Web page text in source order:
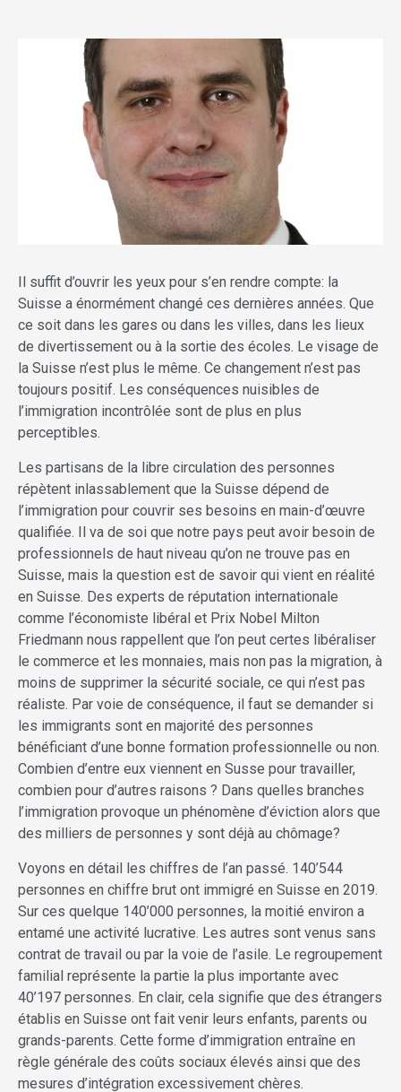
Il suffit d’ouvrir les yeux pour s’en rendre compte: la
Suisse a énormément changé ces dernières années. Que
ce soit dans les gares ou dans les villes, dans les lieux
de divertissement ou à la sortie des écoles. Le visage de
la Suisse n’est plus le même. Ce changement n’est pas
toujours positif. Les conséquences nuisibles de
l’immigration incontrôlée sont de plus en plus
perceptibles.
Les partisans de la libre circulation des personnes
répètent inlassablement que la Suisse dépend de
l’immigration pour couvrir ses besoins en main-d’œuvre
qualifiée. Il va de soi que notre pays peut avoir besoin de
professionnels de haut niveau qu’on ne trouve pas en
Suisse, mais la question est de savoir qui vient en réalité
en Suisse. Des experts de réputation internationale
comme l’économiste libéral et Prix Nobel Milton
Friedmann nous rappellent que l’on peut certes libéraliser
le commerce et les monnaies, mais non pas la migration, à
moins de supprimer la sécurité sociale, ce qui n’est pas
réaliste. Par voie de conséquence, il faut se demander si
les immigrants sont en majorité des personnes
bénéficiant d’une bonne formation professionnelle ou non.
Combien d’entre eux viennent en Susse pour travailler,
combien pour d’autres raisons ? Dans quelles branches
l’immigration provoque un phénomène d’éviction alors que
des milliers de personnes y sont déjà au chômage?
Voyons en détail les chiffres de l’an passé. 140’544
personnes en chiffre brut ont immigré en Suisse en 2019.
Sur ces quelque 140’000 personnes, la moitié environ a
entamé une activité lucrative. Les autres sont venus sans
contrat de travail ou par la voie de l’asile. Le regroupement
familial représente la partie la plus importante avec
40’197 personnes. En clair, cela signifie que des étrangers
établis en Suisse ont fait venir leurs enfants, parents ou
grands-parents. Cette forme d’immigration entraîne en
règle générale des coûts sociaux élevés ainsi que des
mesures d’intégration excessivement chères.